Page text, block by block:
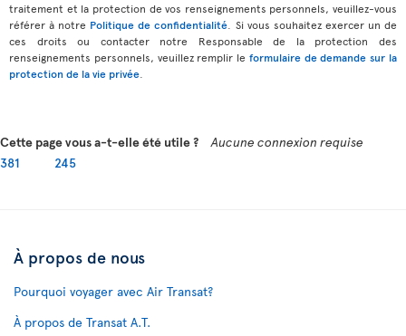
traitement et la protection de vos renseignements personnels, veuillez-vous
référer à notre Politique de confidentialité . Si vous souhaitez exercer un de
ces droits ou contacter notre Responsable de la protection des
renseignements personnels, veuillez remplir le formulaire de demande sur la
protection de la vie privée
Cette page vous a-t-elle été utile ?
Aucune connexion requise
381
245
À propos de nous
Pourquoi voyager avec Air Transat?
À propos de Transat A.T.